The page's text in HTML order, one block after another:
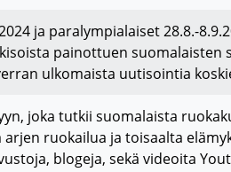
ja paralympialaiset 28.8.-
painottuen suomalaisten
ulkomaista uutisointia
joka tutkii suomalaista
ruokailua ja toisaalta
blogeja, sekä videoita